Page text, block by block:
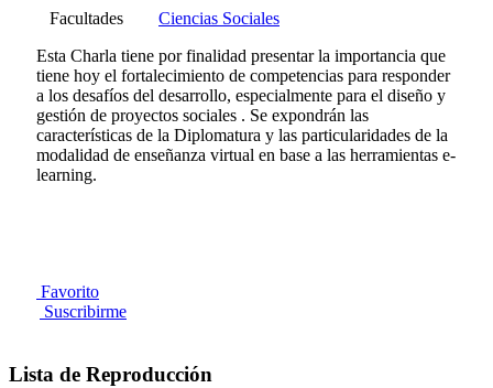
Facultades
Ciencias Sociales
Esta Charla tiene por finalidad presentar la importancia que
tiene hoy el fortalecimiento de competencias para responder
a los desafíos del desarrollo, especialmente para el diseño y
gestión de proyectos sociales . Se expondrán las
características de la Diplomatura y las particularidades de la
modalidad de enseñanza virtual en base a las herramientas e-
learning.
Favorito
Suscribirme
Lista de Reproducción